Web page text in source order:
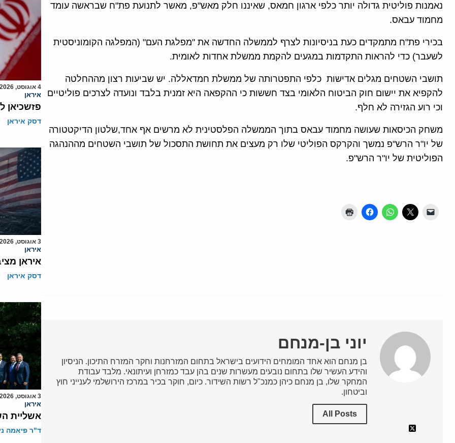
נאמנות פוליטית גדולה יותר כלפי ארגון חמאס, שאיננו חלק מאש"פ, מאשר לתנועת פת"ח שבראשה עומד
מחמוד עבאס.
בכירי פת"ח מתמקדים כעת בניסיונות לצרף לממשלה החדשה את "מפלגת העם" (המפלגה הקומוניסטית
לשעבר) כדי להראות התקדמות במגעים להקמת ממשלת אחדות לאומית.
תושבי השטחים מגלים אדישות כלפי התפטרותה של ממשלת חמדאללה. יש שביעות רצון מההחלטה
להקפיא את יישום חוק הביטוח הלאומי בצד חששות כי ההקפאה היא זמנית בלבד ונועדה לצרכים פוליטיים
וכי רוע הגזירה לא חלף.
משחק הכיסאות שעושה מחמוד עבאס בתוך הממשלה הפלסטינית לא מרשים אף אחד,שלטון הדיקטטורה
של יו"ר הרש"פ נמשך והקרקס הפוליטי שלו רק מעצים את תחושת התסכול של תושבי השטחים מההנהגה
הפוליטית של יו"ר הרש"פ.
יוני בן-מנחם
בן מנחם הוא אחד המומחים הידועים בישראל בתחום המזרחנות וחקר המזרח התיכון. הניסיון
והידע העשיר שלו בתחום נובעים מעשרות שנים בהן עבד כמזרחן ועיתונאי. מלבד עבודת
המחקר שלו, בן מנחם כיהן כמנכ"ל רשות השידור. כיום, חוקר בכיר במרכז הירושלמי לענייני חוץ
וביטחון.
All Posts
4 אוגוסט, 2026
איראן
פזשכיאן
דסק איראן
3 אוגוסט, 2026
איראן
איראן
דסק איראן
3 אוגוסט, 2026
איראן
אשליית
ד"ר פיאמה